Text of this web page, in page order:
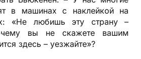
в машинах с наклейкой на
«Не любишь эту страну –
вы не скажете вашим
здесь – уезжайте»?